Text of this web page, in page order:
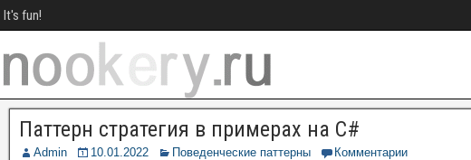
It's fun!
Паттерн стратегия в примерах на C#
Admin 10.01.2022 Поведенческие паттерны Комментарии